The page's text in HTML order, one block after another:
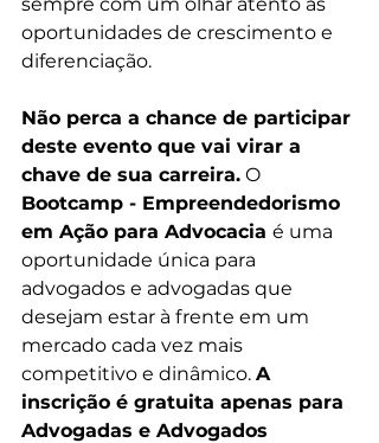
oportunidades de crescimento e
diferenciação.
Não perca a chance de participar
deste evento que vai virar a
chave de sua carreira. O
Bootcamp - Empreendedorismo
em Ação para Advocacia é uma
oportunidade única para
advogados e advogadas que
desejam estar à frente em um
mercado cada vez mais
competitivo e dinâmico. A
inscrição é gratuita apenas para
Advogadas e Advogados